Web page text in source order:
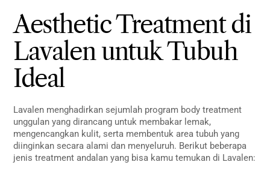
Aesthetic Treatment di
Lavalen untuk Tubuh
Ideal
Lavalen menghadirkan sejumlah program body treatment
unggulan yang dirancang untuk membakar lemak,
mengencangkan kulit, serta membentuk area tubuh yang
diinginkan secara alami dan menyeluruh. Berikut beberapa
jenis treatment andalan yang bisa kamu temukan di Lavalen: